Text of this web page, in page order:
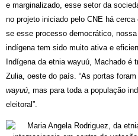
e marginalizado, esse setor da
no projeto iniciado pelo CNE há
se esse processo democrático,
indígena tem sido muito ativa e
Indígena da etnia wayuú, Machado é
wayuú, mas para toda a população
eleitoral”.